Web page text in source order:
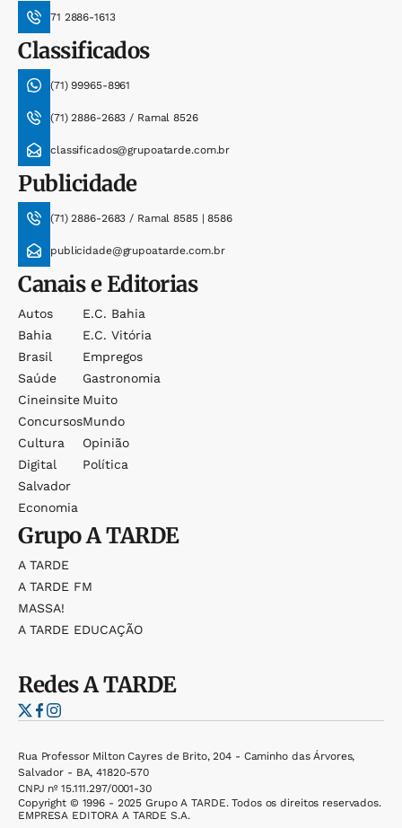
71 2886-1613
Classificados
(71) 99965-8961
(71) 2886-2683 / Ramal 8526
classificados@grupoatarde.com.br
Publicidade
(71) 2886-2683 / Ramal 8585 | 8586
publicidade@grupoatarde.com.br
Canais e Editorias
Autos
Bahia
Brasil
Saúde
Cineinsite
Concursos
Cultura
Digital
Salvador
Economia
E.c. Bahia
E.c. Vitória
Empregos
Gastronomia
Muito
Mundo
Opinião
Política
GrupoA TARDE
A TARDE
A TARDE FM
MASSA!
A TARDE EDUCAÇÃO
RedesA TARDE
Rua Professor Milton Cayres de Brito, 204 - Caminho das Árvores,
Salvador - BA, 41820-570
CNPJ nº 15.111.297/0001-30
Copyright © 1996 - 2025 Grupo A TARDE. Todos os direitos reservados.
EMPRESA EDITORA A TARDE S.A.